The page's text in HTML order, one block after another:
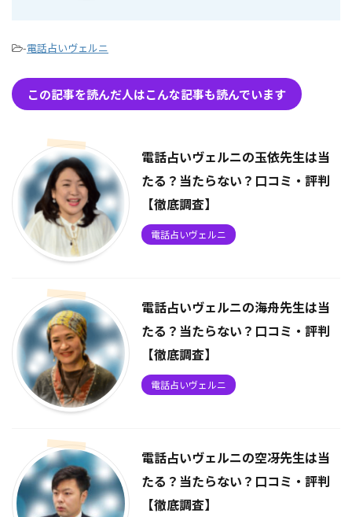
-電話占いヴェルニ
この記事を読んだ人はこんな記事も読んでいます
電話占いヴェルニの玉依先生は当
たる？当たらない？口コミ・評判
【徹底調査】
電話占いヴェルニ
電話占いヴェルニの海舟先生は当
たる？当たらない？口コミ・評判
【徹底調査】
電話占いヴェルニ
電話占いヴェルニの空冴先生は当
たる？当たらない？口コミ・評判
【徹底調査】